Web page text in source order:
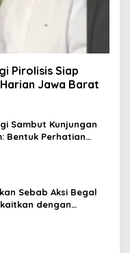
Pirolisis Siap
Jawa Barat
Sambut Kunjungan
Bentuk Perhatian
Sebab Aksi Begal
dengan